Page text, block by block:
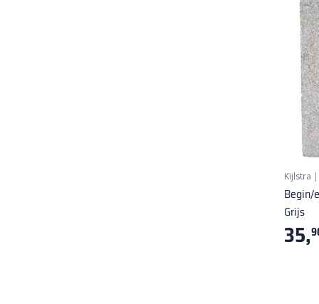
Kijlstra |
Begin/
Grijs
35,